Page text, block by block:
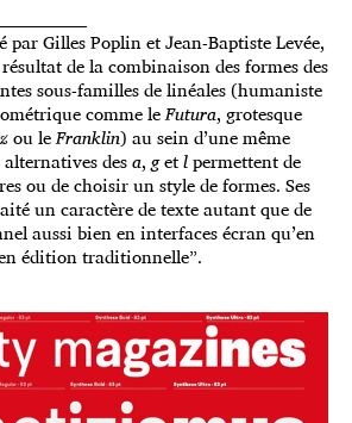
par Gilles Poplin et Jean-Baptiste Levée,
de la combinaison des formes des
sous-familles de linéales (humaniste
comme leFutura, grotesque
ou leFranklin) au sein d’une même
desa,getlpermettent de
ou de choisir un style de formes. Ses
un caractère de texte autant que de
aussi bien en interfaces écran qu’en
édition traditionnelle”.